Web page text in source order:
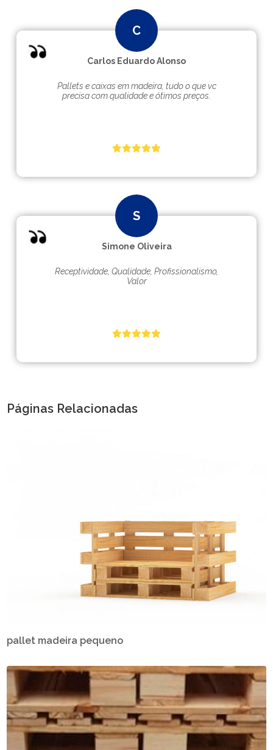
Carlos Eduardo Alonso
Pallets e caixas em madeira, tudo o que vc
precisa com qualidade e ótimos preços.
Simone Oliveira
Receptividade, Qualidade, Profissionalismo,
Valor
Páginas Relacionadas
pallet madeira pequeno